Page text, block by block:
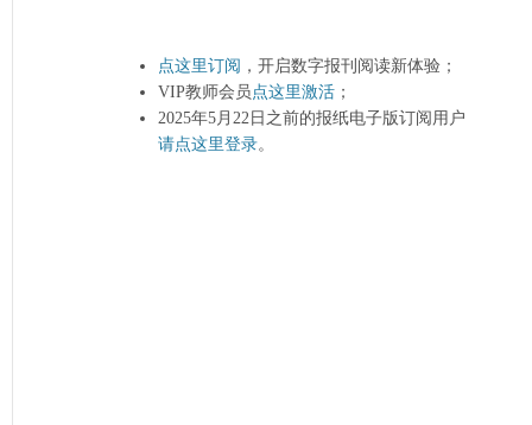
点这里订阅 ，开启数字报刊阅读新体验；
VIP教师会员点这里激活 ；
2025年5月22日之前的报纸电子版订阅用户
请点这里登录。